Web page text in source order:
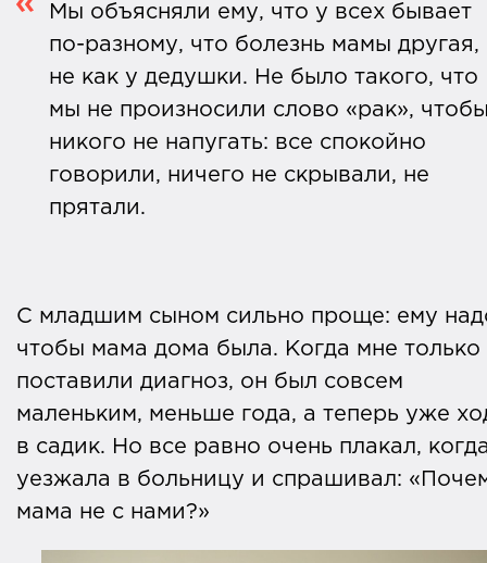
Мы объясняли ему, что у всех бывает
по-разному, что болезнь мамы другая,
не как у дедушки. Не было такого, что
мы не произносили слово «рак»,
никого не напугать: все спокойно
говорили, ничего не скрывали, не
прятали.
С младшим сыном сильно проще: ему
чтобы мама дома была. Когда мне только
поставили диагноз, он был совсем
маленьким, меньше года, а теперь уже
в садик. Но все равно очень плакал,
уезжала в больницу и спрашивал:
мама не с нами?»